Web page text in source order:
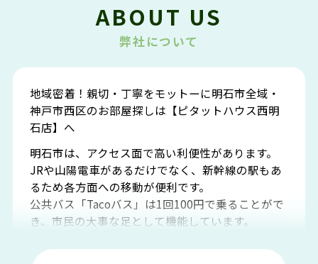
ABOUT US
弊社について
地域密着！親切・丁寧をモットーに明石市全域・
神戸市西区のお部屋探しは【ピタットハウス西明
石店】へ
明石市は、アクセス面で高い利便性があります。
JRや山陽電車があるだけでなく、新幹線の駅もあ
るため各方面への移動が便利です。
公共バス「Tacoバス」は1回100円で乗ることがで
き、市民の大事な足として機能しています。
場や釣りスポットが多くあります。JR「大久保